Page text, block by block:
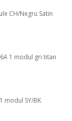
CH/Negru Satin
1 modul gri titan
modul SY/BK